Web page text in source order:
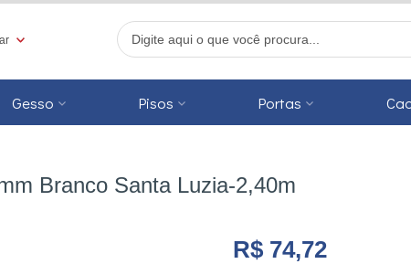
Gesso Pisos Portas
Branco Santa Luzia-2,40m
R$ 74,72